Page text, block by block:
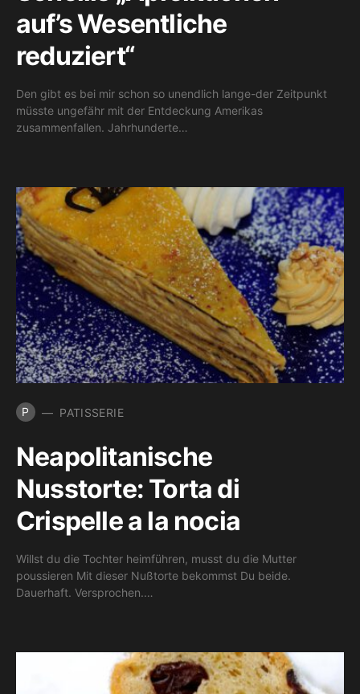
auf’s Wesentliche
reduziert“
Den gibt es bei mir schon so unendlich lange-der Zeitpunkt
müsste ungefähr mit der Entdeckung Amerikas
zusammenfallen. Jahrhunderte…
P PATISSERIE
Neapolitanische
Nusstorte: Torta di
Crispelle a la nocia
Willst du die Tochter heimführen, musst du die Mutter
poussieren Mit dieser Nußtorte bekommst Du beide.
Dauerhaft. Versprochen.…